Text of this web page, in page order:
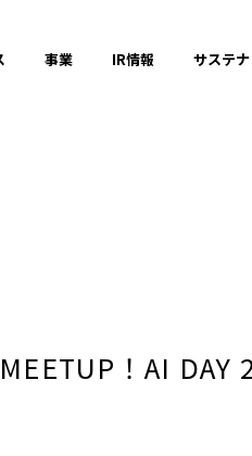
事業 IR情報 サステ
！AI DAY